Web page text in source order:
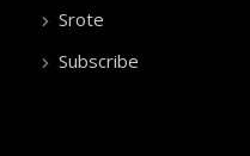
Srote
Subscribe